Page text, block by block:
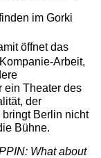
im Gorki
öffnet das
Arbeit,
ein Theater des
der
Berlin nicht
Bühne.
What about